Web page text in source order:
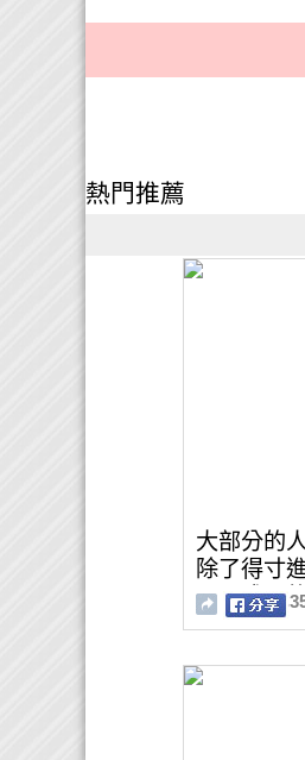
熱門推薦
大部分的
除了得寸
心靈成長